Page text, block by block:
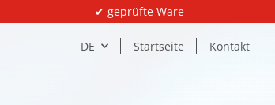
✔ geprüfte Ware
DE Startseite Kontakt